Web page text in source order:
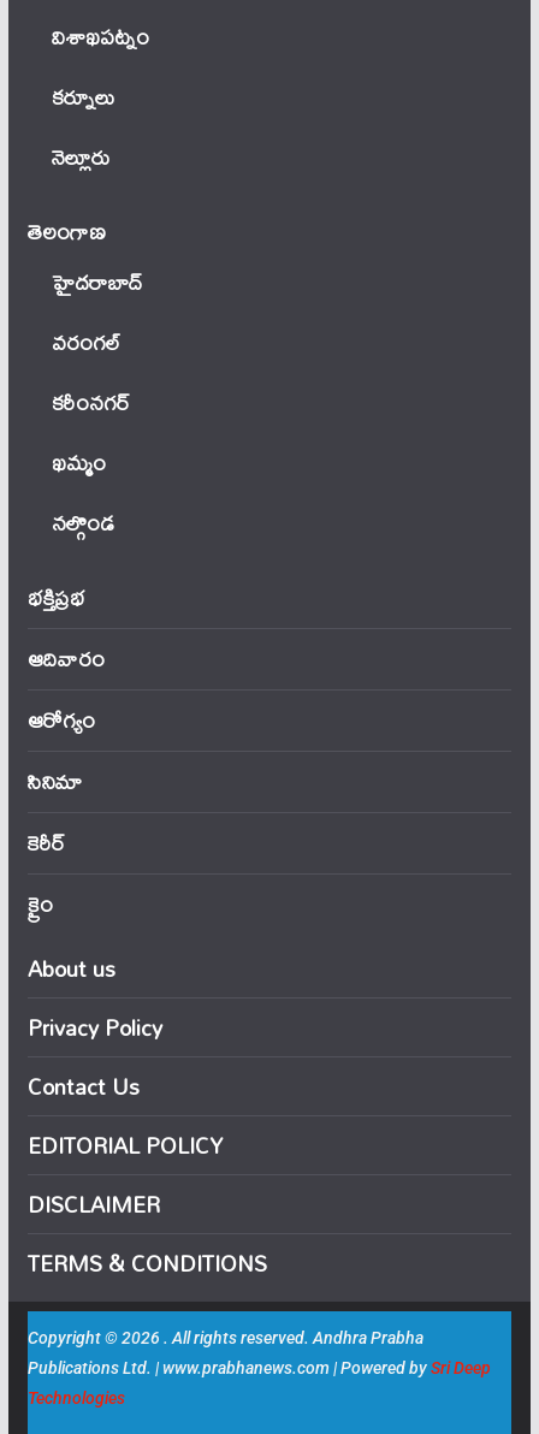
విశాఖపట్నం
కర్నూలు
నెల్లూరు
తెలంగాణ‌
హైదరాబాద్
వ‌రంగ‌ల్
కరీంనగర్
ఖ‌మ్మం
నల్గొండ
భక్తిప్రభ
ఆదివారం
ఆరోగ్యం
సినిమా
కెరీర్
క్రైం
About us
Privacy Policy
Contact Us
EDITORIAL POLICY
DISCLAIMER
TERMS & CONDITIONS
Copyright © 2026 . All rights reserved. Andhra Prabha
Publications Ltd. | www.prabhanews.com | Powered bySri Deep
Technologies